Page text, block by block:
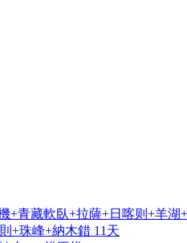
+青藏軟臥+拉薩+日喀则+羊湖
+珠峰+納木錯 11天